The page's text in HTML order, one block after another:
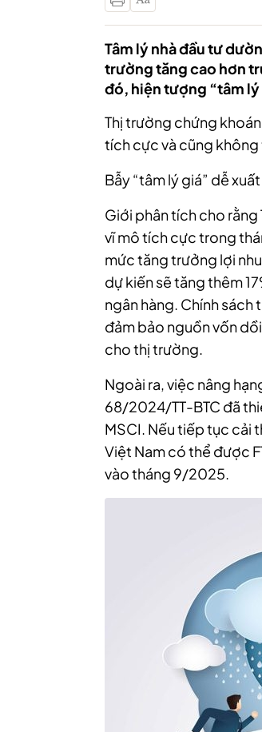
Tâm lý nhà đầu tư
trường tăng cao hơn
đó, hiện tượng “tâm lý
Thị trường chứng
tích cực và cũng
Bẫy “tâm lý giá” dễ
Giới phân tích cho
vĩ mô tích cực trong
mức tăng trưởng lợi
dự kiến sẽ tăng thêm
ngân hàng. Chính sách
đảm bảo nguồn vốn
cho thị trường.
Ngoài ra, việc nâng
68/2024/TT-BTC đã
MSCI. Nếu tiếp tục cải
Việt Nam có thể được
vào tháng 9/2025.